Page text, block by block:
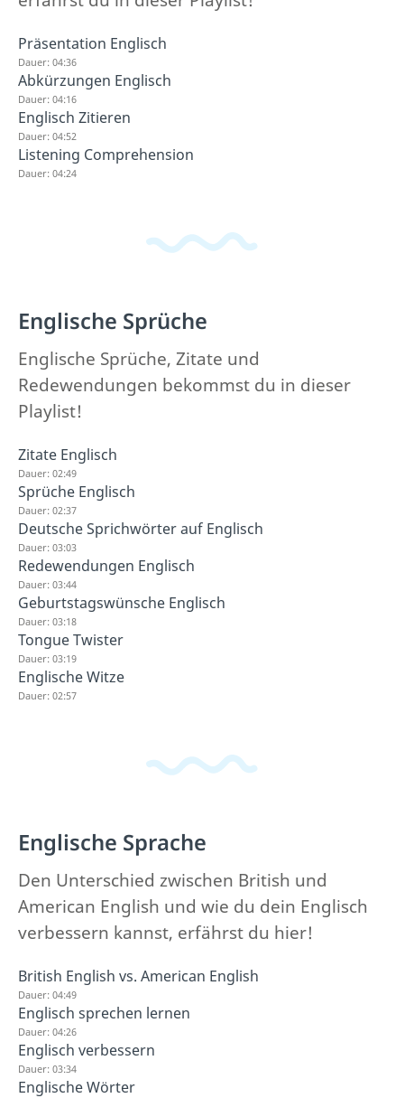
Präsentation Englisch
Dauer: 04:36
Abkürzungen Englisch
Dauer: 04:16
Englisch Zitieren
Dauer: 04:52
Listening Comprehension
Dauer: 04:24
Englische Sprüche
Englische Sprüche, Zitate und
Redewendungen bekommst du in dieser
Playlist!
Zitate Englisch
Dauer: 02:49
Sprüche Englisch
Dauer: 02:37
Deutsche Sprichwörter auf Englisch
Dauer: 03:03
Redewendungen Englisch
Dauer: 03:44
Geburtstagswünsche Englisch
Dauer: 03:18
Tongue Twister
Dauer: 03:19
Englische Witze
Dauer: 02:57
Englische Sprache
Den Unterschied zwischen British und
American English und wie du dein Englisch
verbessern kannst, erfährst du hier!
British English vs. American English
Dauer: 04:49
Englisch sprechen lernen
Dauer: 04:26
Englisch verbessern
Dauer: 03:34
Englische Wörter